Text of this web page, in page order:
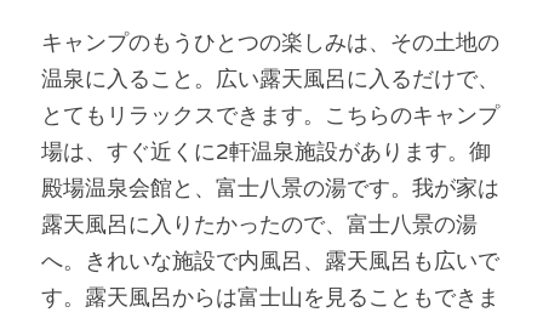
キャンプのもうひとつの楽しみは、その土地の
温泉に入ること。広い露天風呂に入るだけで、
とてもリラックスできます。こちらのキャンプ
場は、すぐ近くに2軒温泉施設があります。御
殿場温泉会館と、富士八景の湯です。我が家は
露天風呂に入りたかったので、富士八景の湯
へ。きれいな施設で内風呂、露天風呂も広いで
す。露天風呂からは富士山を見ることもできま